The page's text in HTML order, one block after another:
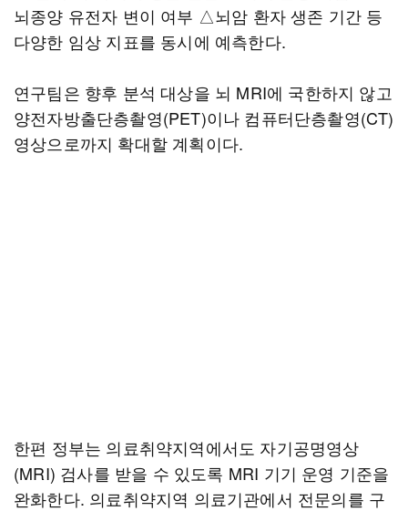
뇌종양 유전자 변이 여부 △뇌암 환자 생존 기간 등
다양한 임상 지표를 동시에 예측한다.
연구팀은 향후 분석 대상을 뇌 MRI에 국한하지 않고
양전자방출단층촬영(PET)이나 컴퓨터단층촬영(CT)
영상으로까지 확대할 계획이다.
한편 정부는 의료취약지역에서도 자기공명영상
(MRI) 검사를 받을 수 있도록 MRI 기기 운영 기준을
완화한다. 의료취약지역 의료기관에서 전문의를 구